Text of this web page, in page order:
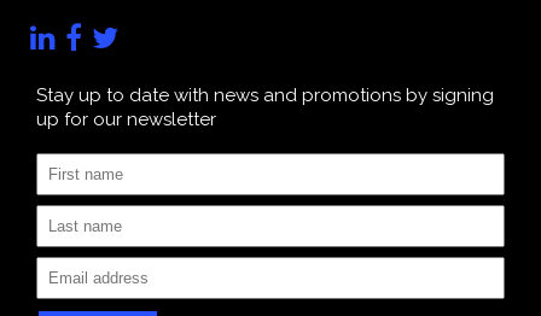
Stay up to date with news and promotions by signing
up for our newsletter